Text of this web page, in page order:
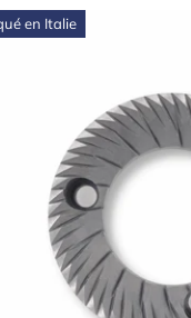
en Italie